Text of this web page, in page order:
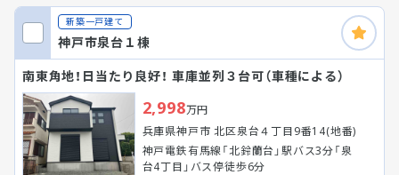
新築一戸建て
神戸市泉台１棟
南東角地！日当たり良好！ 車庫並列３台可（車種による）
2,998万円
兵庫県神戸市 北区泉台４丁目9番14(地番)
神戸電鉄有馬線「北鈴蘭台」駅バス3分「泉
台4丁目」バス停徒歩6分